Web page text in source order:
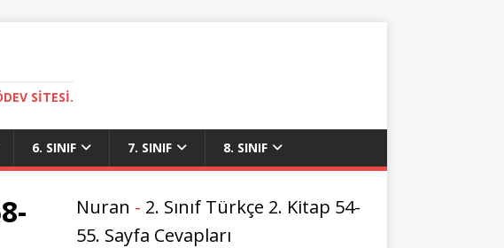
SITESI.
6. SINIF 7. SINIF 8. SINIF
Nuran - 2. Sınıf Türkçe 2. Kitap 54-
55. Sayfa Cevapları